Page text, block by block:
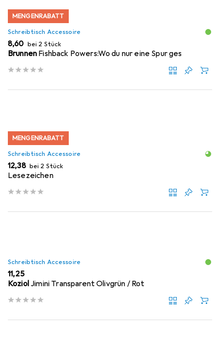
MENGENRABATT
Schreibtisch Accessoire
EUR
8,60 bei 2 Stück
Brunnen Fishback Powers:Wo du nur eine Spur ges
MENGENRABATT
Schreibtisch Accessoire
EUR
12,38 bei 2 Stück
Lesezeichen
Schreibtisch Accessoire
EUR
11,25
Koziol Jimini Transparent Olivgrün / Rot